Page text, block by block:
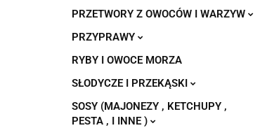
PRZETWORY Z OWOCÓW I WARZYW
PRZYPRAWY
RYBY I OWOCE MORZA
SŁODYCZE I PRZEKĄSKI
SOSY (MAJONEZY , KETCHUPY ,
PESTA , I INNE )